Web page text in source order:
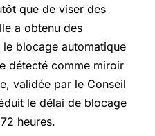
que de viser des
a obtenu des
blocage automatique
détecté comme miroir
validée par le Conseil
le délai de blocage
heures.